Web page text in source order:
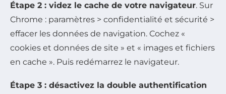
Étape 2 : videz le cache de votre navigateur. Sur
Chrome : paramètres > confidentialité et sécurité >
effacer les données de navigation. Cochez «
cookies et données de site » et « images et fichiers
en cache ». Puis redémarrez le navigateur.
Étape 3 : désactivez la double authentification